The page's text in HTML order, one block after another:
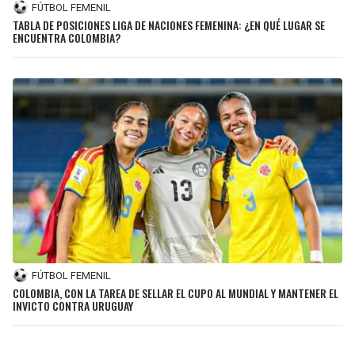
FÚTBOL FEMENIL
TABLA DE POSICIONES LIGA DE NACIONES FEMENINA: ¿EN QUÉ LUGAR SE
ENCUENTRA COLOMBIA?
FÚTBOL FEMENIL
COLOMBIA, CON LA TAREA DE SELLAR EL CUPO AL MUNDIAL Y MANTENER EL
INVICTO CONTRA URUGUAY